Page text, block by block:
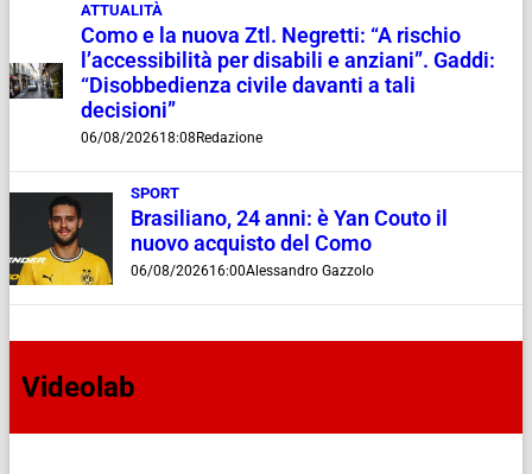
ATTUALITÀ
Como e la nuova Ztl. Negretti: “A rischio
l’accessibilità per disabili e anziani”. Gaddi:
“Disobbedienza civile davanti a tali
decisioni”
06/08/202618:08 Redazione
SPORT
Brasiliano, 24 anni: è Yan Couto il
nuovo acquisto del Como
06/08/202616:00Alessandro Gazzolo
Videolab